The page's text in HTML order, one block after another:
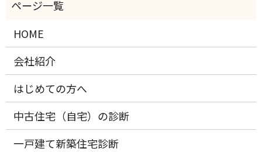
HOME
会社紹介
はじめての方へ
中古住宅（自宅）の診断
一戸建て新築住宅診断